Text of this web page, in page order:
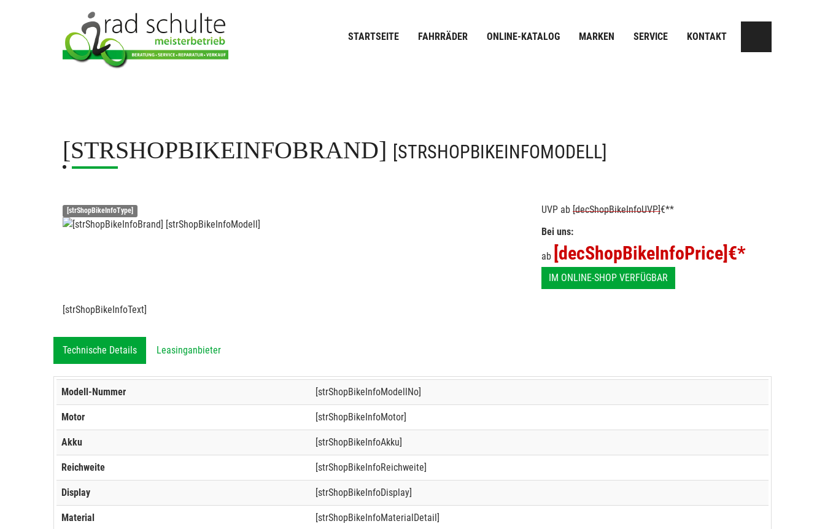
STARTSEITE FAHRRÄDER ONLINE-KATALOG MARKEN SERVICE KONTAKT
[STRSHOPBIKEINFOBRAND] [STRSHOPBIKEINFOMODELL]
[strShopBikeInfoType] UVP ab [decShopBikeInfoUVP]€**
Bei uns:
ab [decShopBikeInfoPrice] €*
IM ONLINE-SHOP VERFÜGBAR
[strShopBikeInfoText]
Technische Details Leasinganbieter
Modell-Nummer [strShopBikeInfoModellNo]
Motor [strShopBikeInfoMotor]
Akku [strShopBikeInfoAkku]
Reichweite [strShopBikeInfoReichweite]
Display [strShopBikeInfoDisplay]
Material [strShopBikeInfoMaterialDetail]